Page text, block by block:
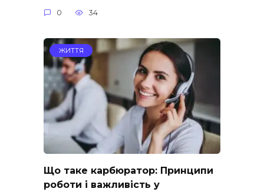
0 34
ЖИТТЯ
Що таке карбюратор: Принципи
роботи і важливість у